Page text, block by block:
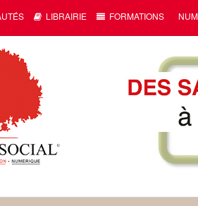
LIBRAIRIE FORMATIONS